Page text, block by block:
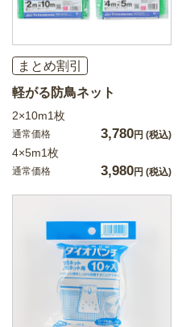
まとめ割引
軽がる防鳥ネット
2×10m1枚
通常価格 3,780円 (税込)
4×5m1枚
通常価格 3,980円 (税込)